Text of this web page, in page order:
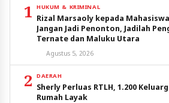
1 HUKUM & KRIMINAL
Rizal Marsaoly kepada
Jangan Jadi Penonton, Jadilah
Ternate dan Maluku Utara
Agustus 5, 2026
2 DAERAH
Sherly Perluas RTLH, 1.200
Rumah Layak